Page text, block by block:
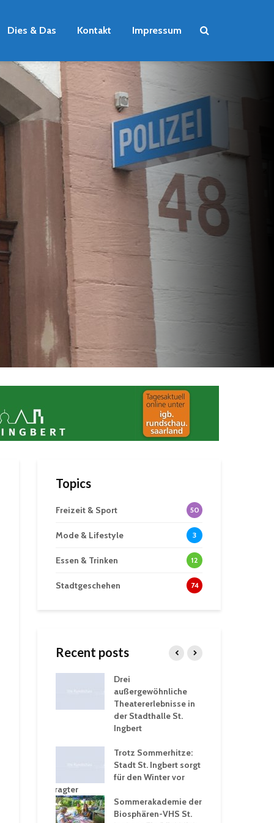
Dies & Das Kontakt Impressum
Topics
Freizeit & Sport 50
Mode & Lifestyle 3
Essen & Trinken 12
Stadtgeschehen 74
Recent posts
–
Drei
außergewöhnliche
Theatererlebnisse in
der Stadthalle St.
Ingbert
Trotz Sommerhitze:
Stadt St. Ingbert sorgt
für den Winter vor
Sommerakademie der
Biosphären-VHS St.